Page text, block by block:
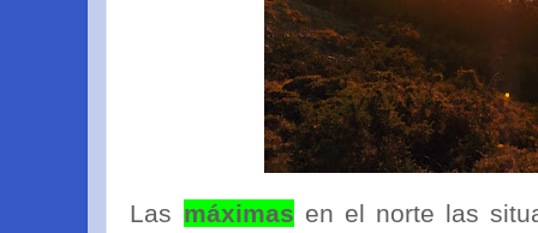
Las máximas en el norte las